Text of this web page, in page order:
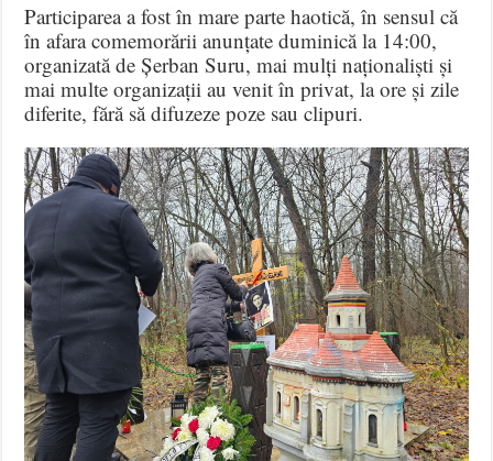
Participarea a fost în mare parte haotică, în sensul că
în afara comemorării anunțate duminică la 14:00,
organizată de Șerban Suru, mai mulți naționaliști și
mai multe organizații au venit în privat, la ore și zile
diferite, fără să difuzeze poze sau clipuri.